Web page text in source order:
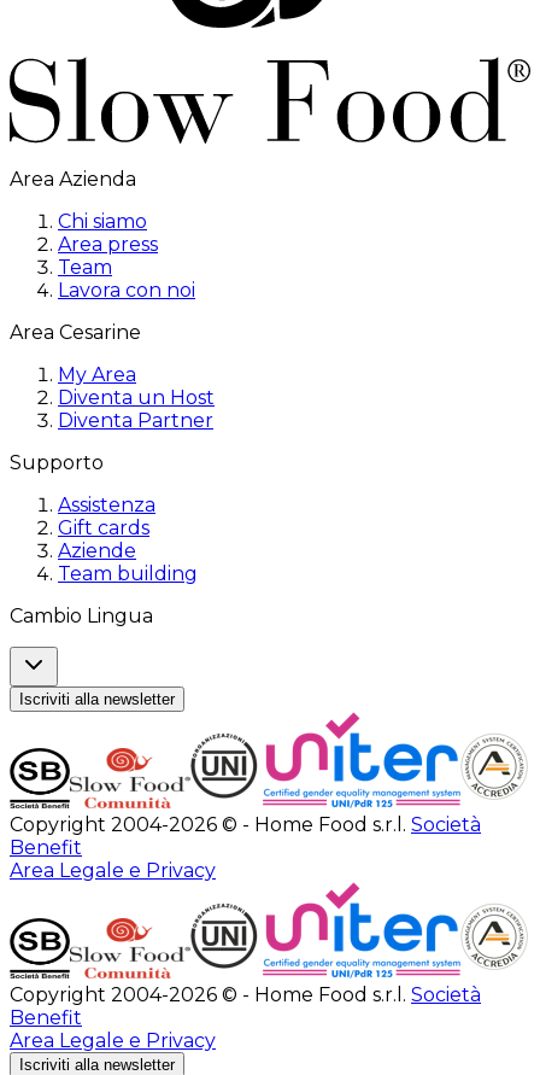
Area Azienda
Chi siamo
Area press
Team
Lavora con noi
Area Cesarine
My Area
Diventa un Host
Diventa Partner
Supporto
Assistenza
Gift cards
Aziende
Team building
Cambio Lingua
Iscriviti alla newsletter
Copyright 2004-2026 © - Home Food s.r.l. Società
Benefit
Area Legale e Privacy
Copyright 2004-2026 © - Home Food s.r.l. Società
Benefit
Area Legale e Privacy
Iscriviti alla newsletter